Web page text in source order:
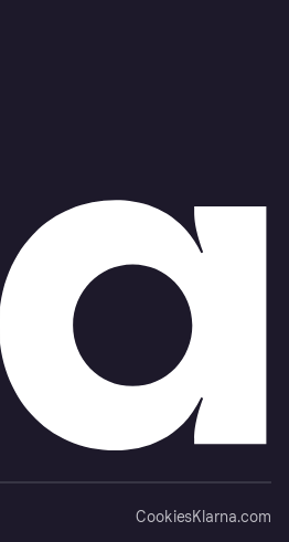
CookiesKlarna.com